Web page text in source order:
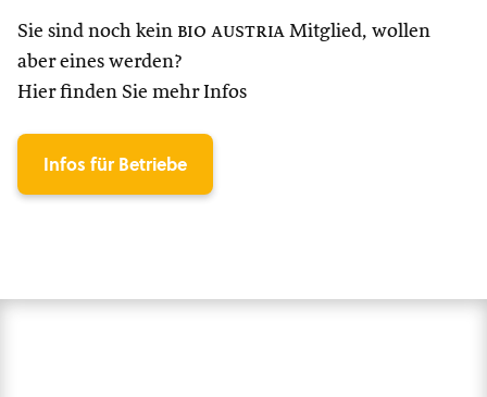
Sie sind noch kein bio austria Mitglied, wollen
aber eines werden?
Hier finden Sie mehr Infos
Infos für Betriebe